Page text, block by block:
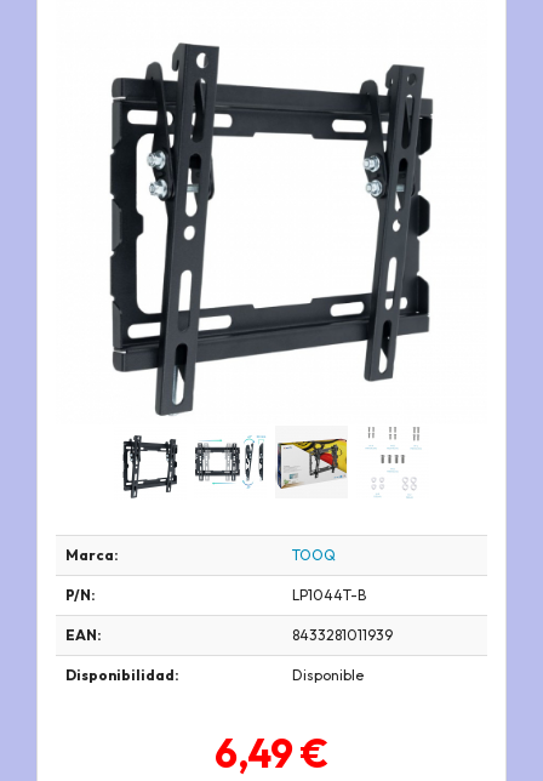
Marca: TOOQ
P/N: LP1044T-B
EAN: 8433281011939
Disponibilidad: Disponible
6,49 €